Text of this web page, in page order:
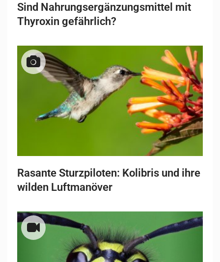
Sind Nahrungsergänzungsmittel mit
Thyroxin gefährlich?
Rasante Sturzpiloten: Kolibris und ihre
wilden Luftmanöver